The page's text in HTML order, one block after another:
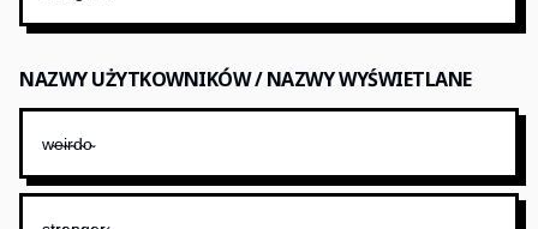
NAZWY UŻYTKOWNIKÓW / NAZWY WYŚWIETLANE
w̴e̴i̴r̴d̴o̴